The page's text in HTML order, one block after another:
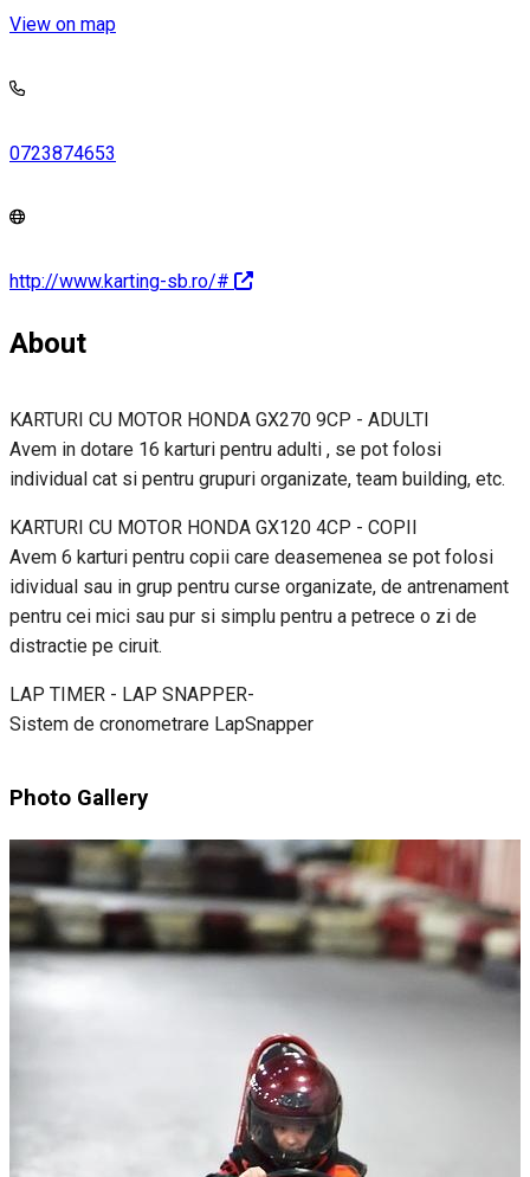
View on map
0723874653
http://www.karting-sb.ro/#
About
KARTURI CU MOTOR HONDA GX270 9CP - ADULTI
Avem in dotare 16 karturi pentru adulti , se pot folosi
individual cat si pentru grupuri organizate, team building, etc.
KARTURI CU MOTOR HONDA GX120 4CP - COPII
Avem 6 karturi pentru copii care deasemenea se pot folosi
idividual sau in grup pentru curse organizate, de antrenament
pentru cei mici sau pur si simplu pentru a petrece o zi de
distractie pe ciruit.
LAP TIMER - LAP SNAPPER-
Sistem de cronometrare LapSnapper
Photo Gallery